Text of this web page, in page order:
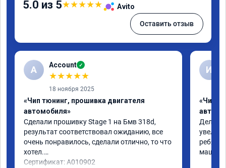
5.0 из 5★★★★★ Avito
Оставить отзыв
A Account ✓
★★★★★
18 ноября 2025
«Чип тюнинг, прошивка двигателя
автомобиля»
Сделали прошивку Stage 1 на Бмв 318d,
результат соответствовал ожиданию, все
очень понравилось, сделали отлично, то что
хотел.
Сертификат: A010902
И
«Чип
Делали
ребята
машина